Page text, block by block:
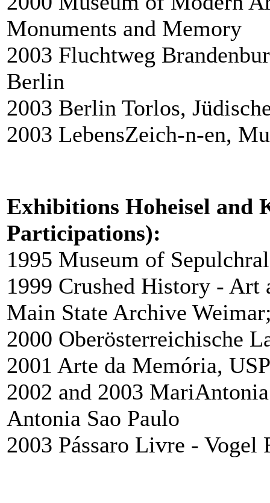
Monuments and Memory
2003 Fluchtweg
Berlin
2003 Berlin Torlos,
2003 LebensZeich-n-en,
Exhibitions Hoheisel and
Participations):
1995 Museum of
1999 Crushed History - Art
Main State Archive
2000 Oberösterreichische
2001 Arte da Memória,
2002 and 2003
Antonia Sao Paulo
2003 Pássaro Livre - Vogel